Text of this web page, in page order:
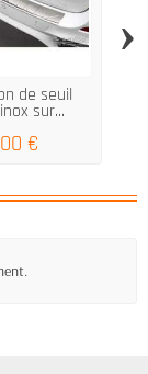
de seuil
sur...
€
›